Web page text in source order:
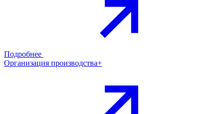
Подробнее
Организация производства+